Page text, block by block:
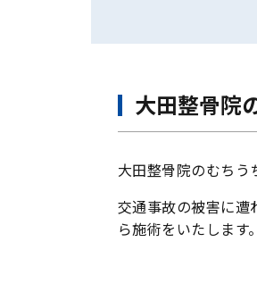
大田整骨院
大田整骨院のむちう
交通事故の被害に遭
ら施術をいたします。